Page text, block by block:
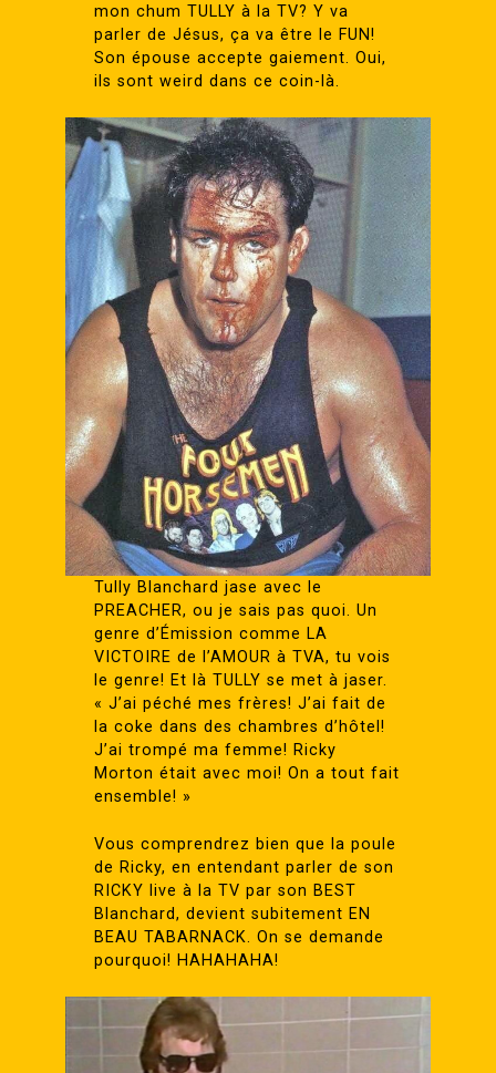
mon chum TULLY à la TV? Y va
parler de Jésus, ça va être le FUN!
Son épouse accepte gaiement. Oui,
ils sont weird dans ce coin-là.
Tully Blanchard jase avec le
PREACHER, ou je sais pas quoi. Un
genre d’Émission comme LA
VICTOIRE de l’AMOUR à TVA, tu vois
le genre! Et là TULLY se met à jaser.
« J’ai péché mes frères! J’ai fait de
la coke dans des chambres d’hôtel!
J’ai trompé ma femme! Ricky
Morton était avec moi! On a tout fait
ensemble! »
Vous comprendrez bien que la poule
de Ricky, en entendant parler de son
RICKY live à la TV par son BEST
Blanchard, devient subitement EN
BEAU TABARNACK. On se demande
pourquoi! HAHAHAHA!